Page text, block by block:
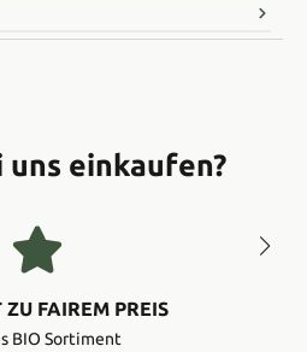
uns einkaufen?
FAIREM PREIS
BIO Sortiment